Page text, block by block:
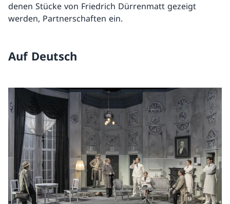
denen Stücke von Friedrich Dürrenmatt gezeigt
werden, Partnerschaften ein.
Auf Deutsch